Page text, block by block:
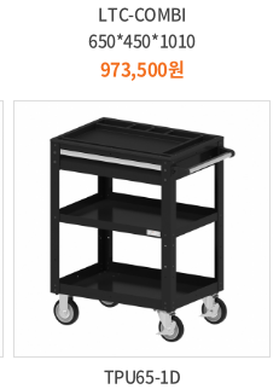
LTC-COMBI
650*450*1010
973,500원
TPU65-1D